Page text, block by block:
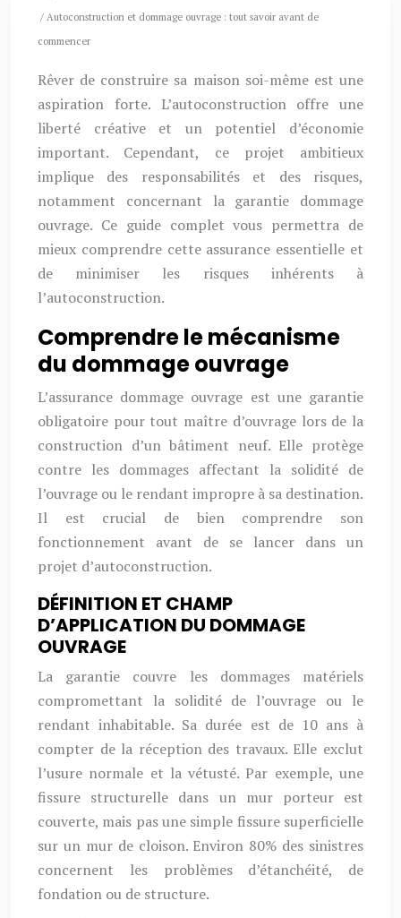
/ Autoconstruction et dommage ouvrage : tout savoir avant de
commencer
Rêver de construire sa maison soi-même est une
aspiration forte. L’autoconstruction offre une
liberté créative et un potentiel d’économie
important. Cependant, ce projet ambitieux
implique des responsabilités et des risques,
notamment concernant la garantie dommage
ouvrage. Ce guide complet vous permettra de
mieux comprendre cette assurance essentielle et
de minimiser les risques inhérents à
l’autoconstruction.
Comprendre le mécanisme
du dommage ouvrage
L’assurance dommage ouvrage est une garantie
obligatoire pour tout maître d’ouvrage lors de la
construction d’un bâtiment neuf. Elle protège
contre les dommages affectant la solidité de
l’ouvrage ou le rendant impropre à sa destination.
Il est crucial de bien comprendre son
fonctionnement avant de se lancer dans un
projet d’autoconstruction.
DÉFINITION ET CHAMP
D’APPLICATION DU DOMMAGE
OUVRAGE
La garantie couvre les dommages matériels
compromettant la solidité de l’ouvrage ou le
rendant inhabitable. Sa durée est de 10 ans à
compter de la réception des travaux. Elle exclut
l’usure normale et la vétusté. Par exemple, une
fissure structurelle dans un mur porteur est
couverte, mais pas une simple fissure superficielle
sur un mur de cloison. Environ 80% des sinistres
concernent les problèmes d’étanchéité, de
fondation ou de structure.